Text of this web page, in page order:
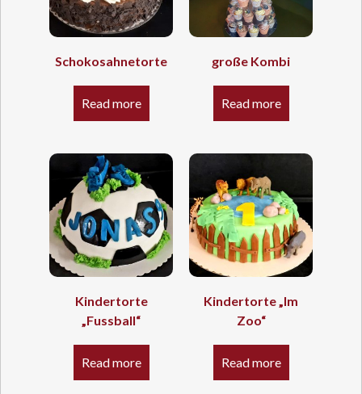
Schokosahnetorte
Read more
große Kombi
Read more
Kindertorte
„Fussball“
Read more
Kindertorte „Im
Zoo“
Read more